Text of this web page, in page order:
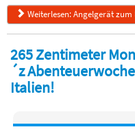
Weiterlesen: Angelgerät
265 Zentimeter
´z
Italien!